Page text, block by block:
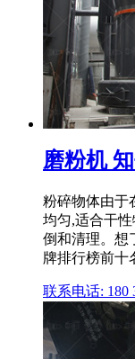
磨粉机
粉碎物体由于
均匀,适合干
倒和清理。想
牌排行榜前十
联系电话: 180